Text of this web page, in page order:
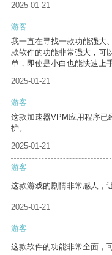
2025-01-21
游客
我一直在寻找一款功能强大
款软件的功能非常强大，可
单，即使是小白也能快速上手
2025-01-21
游客
这款加速器VPM应用程序已
护。
2025-01-21
游客
这款游戏的剧情非常感人，
2025-01-21
游客
这款软件的功能非常全面，